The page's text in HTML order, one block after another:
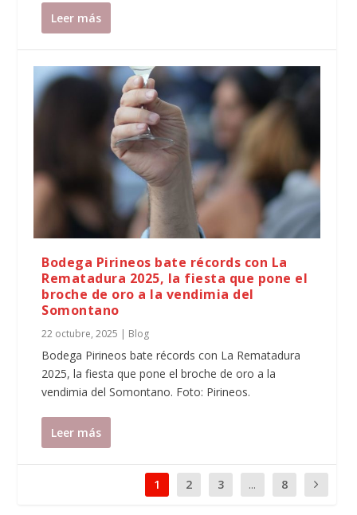
Leer más
Bodega Pirineos bate récords con La
Rematadura 2025, la fiesta que pone el
broche de oro a la vendimia del
Somontano
22 octubre, 2025 | Blog
Bodega Pirineos bate récords con La Rematadura
2025, la fiesta que pone el broche de oro a la
vendimia del Somontano. Foto: Pirineos.
Leer más
1 2 3 ... 8